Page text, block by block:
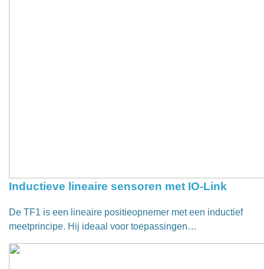
Inductieve lineaire sensoren met IO-Link
De TF1 is een lineaire positieopnemer met een inductief
meetprincipe. Hij ideaal voor toepassingen…